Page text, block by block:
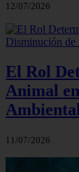
12/07/2026
El Rol
Animal
11/07/2026